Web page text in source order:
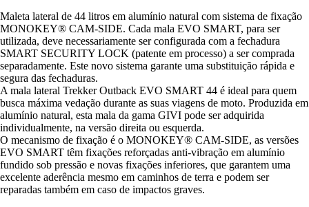
Maleta lateral de 44 litros em alumínio natural com sistema de fixação
MONOKEY® CAM-SIDE. Cada mala EVO SMART, para ser
utilizada, deve necessariamente ser configurada com a fechadura
SMART SECURITY LOCK (patente em processo) a ser comprada
separadamente. Este novo sistema garante uma substituição rápida e
segura das fechaduras.
A mala lateral Trekker Outback EVO SMART 44 é ideal para quem
busca máxima vedação durante as suas viagens de moto. Produzida em
alumínio natural, esta mala da gama GIVI pode ser adquirida
individualmente, na versão direita ou esquerda.
O mecanismo de fixação é o MONOKEY® CAM-SIDE, as versões
EVO SMART têm fixações reforçadas anti-vibração em alumínio
fundido sob pressão e novas fixações inferiores, que garantem uma
excelente aderência mesmo em caminhos de terra e podem ser
reparadas também em caso de impactos graves.